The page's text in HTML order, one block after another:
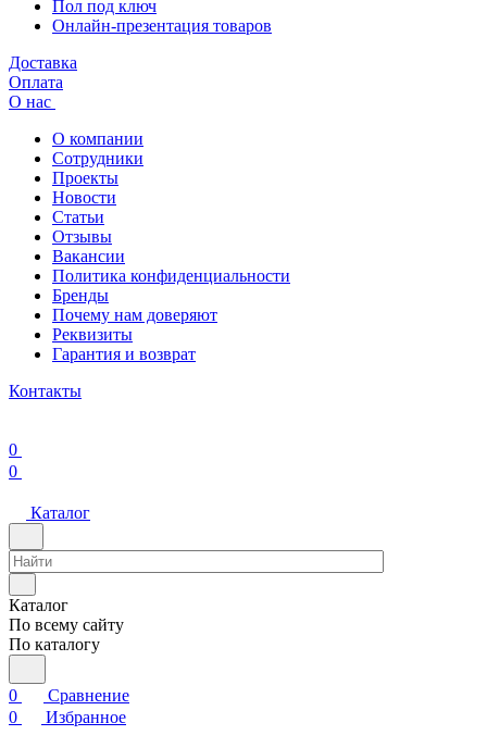
Пол под ключ
Онлайн-презентация товаров
Доставка
Оплата
О нас
О компании
Сотрудники
Проекты
Новости
Статьи
Отзывы
Вакансии
Политика конфиденциальности
Бренды
Почему нам доверяют
Реквизиты
Гарантия и возврат
Контакты
0
0
Каталог
Каталог
По всему сайту
По каталогу
0
Сравнение
0
Избранное